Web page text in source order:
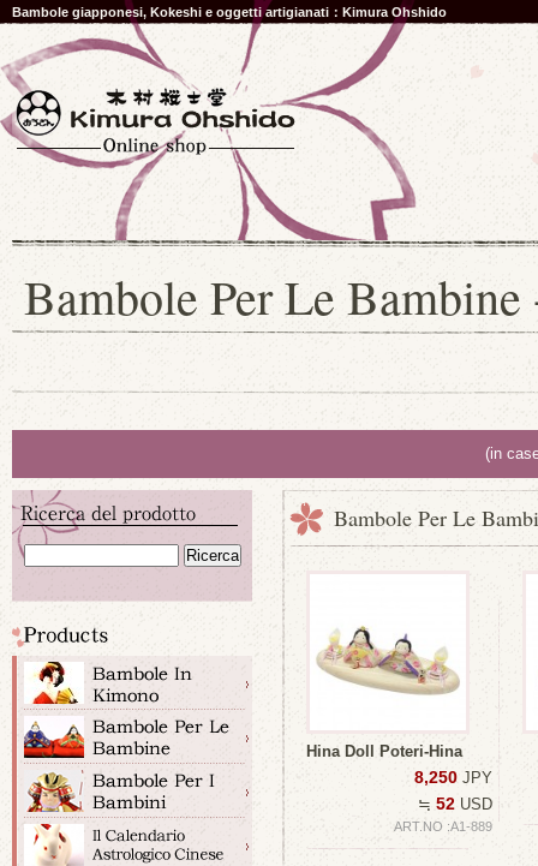
Bambole giapponesi, Kokeshi e oggetti artigianati：Kimura Ohshido
Bambole Per Le Bambine
(in
Bambole Per Le
Hina Doll Poteri-Hina
8,250 JPY
≒ 52 USD
ART.NO :A1-889